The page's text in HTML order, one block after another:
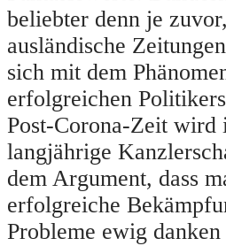
beliebter denn je
ausländische
sich mit dem
erfolgreichen
Post-Corona-Zeit wird
langjährige
dem Argument, dass
erfolgreiche
Probleme ewig